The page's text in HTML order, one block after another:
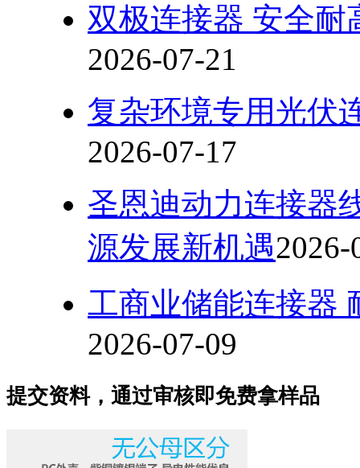
双极连接器 安全
2026-07-21
复杂环境专用光伏
2026-07-17
圣恩迪动力连接器
源发展新机遇2026-
工商业储能连接器
2026-07-09
提交资料，通过审核即免费拿样品